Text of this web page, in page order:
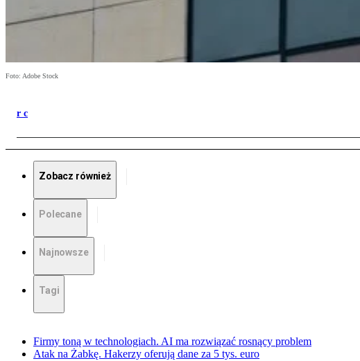
Foto: Adobe Stock
r c
Zobacz również
Polecane
Najnowsze
Tagi
Firmy toną w technologiach. AI ma rozwiązać rosnący problem
Atak na Żabkę. Hakerzy oferują dane za 5 tys. euro